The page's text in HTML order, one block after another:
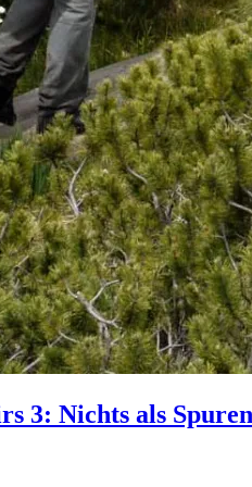
3: Nichts als